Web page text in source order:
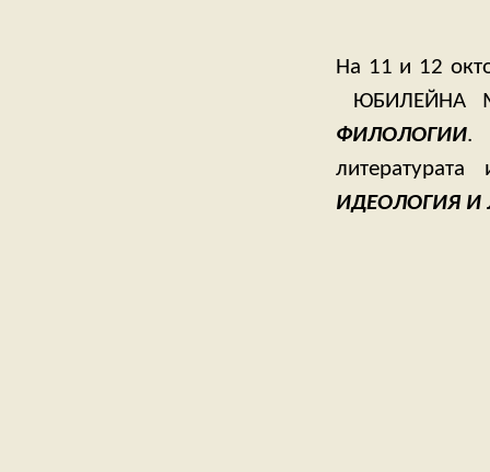
На 11 и 12
ЮБИЛЕЙНА
ФИЛОЛОГИИ.
ИДЕОЛОГИЯ И